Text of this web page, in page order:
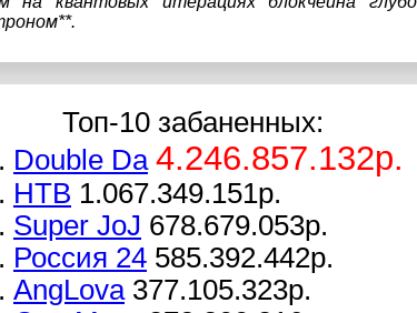
Топ-10 забаненных:
Double Da 4.246.857.132р.
НТВ 1.067.349.151р.
Super JoJ 678.679.053р.
Россия 24 585.392.442р.
AngLova 377.105.323р.